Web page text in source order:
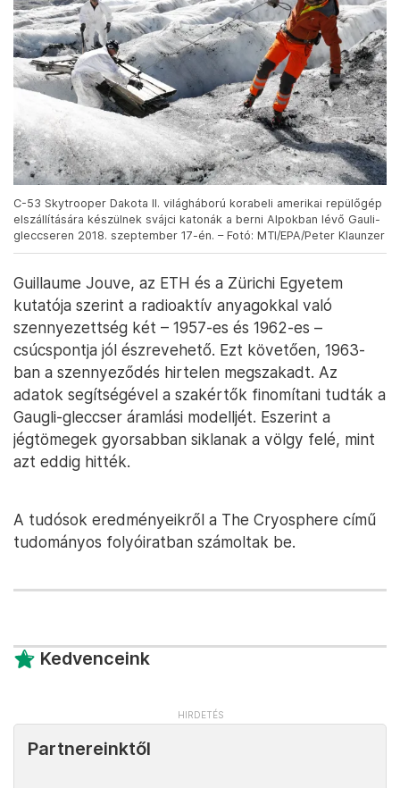
C-53 Skytrooper Dakota II. világháború korabeli amerikai repülőgép
elszállítására készülnek svájci katonák a berni Alpokban lévő Gauli-
gleccseren 2018. szeptember 17-én. – Fotó: MTI/EPA/Peter Klaunzer
Guillaume Jouve, az ETH és a Zürichi Egyetem
kutatója szerint a radioaktív anyagokkal való
szennyezettség két – 1957-es és 1962-es –
csúcspontja jól észrevehető. Ezt követően, 1963-
ban a szennyeződés hirtelen megszakadt. Az
adatok segítségével a szakértők finomítani tudták a
Gaugli-gleccser áramlási modelljét. Eszerint a
jégtömegek gyorsabban siklanak a völgy felé, mint
azt eddig hitték.
A tudósok eredményeikről a The Cryosphere című
tudományos folyóiratban számoltak be.
Kedvenceink
Partnereinktől